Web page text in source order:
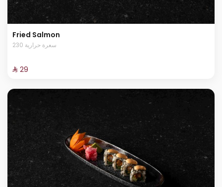
Fried Salmon
230 سعرة حرارية
⁨⁦‪‬ 29⁩